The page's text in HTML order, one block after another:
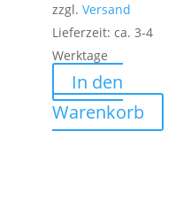
zzgl. Versand
Lieferzeit: ca. 3-4
Werktage
In den
Warenkorb